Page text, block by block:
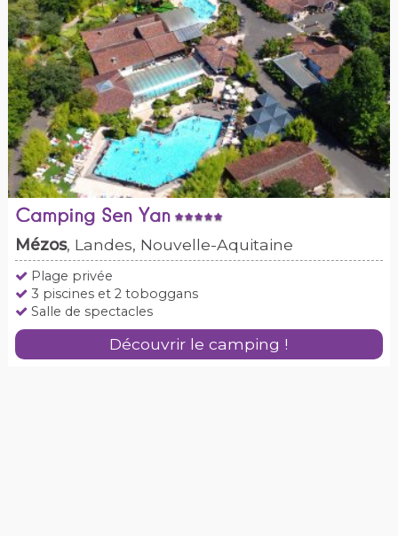
Camping Sen Yan
Mézos, Landes, Nouvelle-Aquitaine
Plage privée
3 piscines et 2 toboggans
Salle de spectacles
Découvrir le camping !